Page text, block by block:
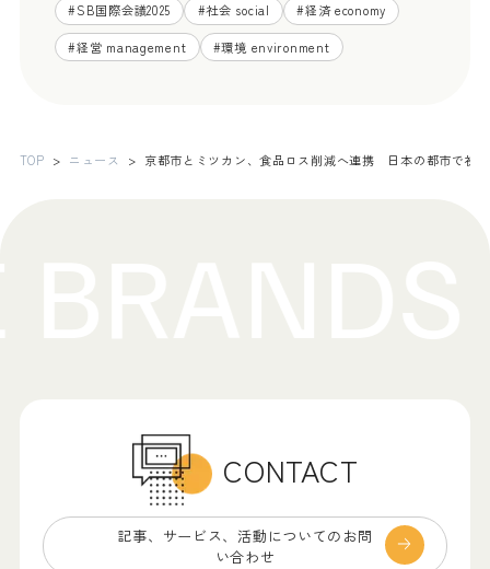
#SB国際会議2025 #社会 social #経済 economy
#経営 management #環境 environment
TOP ニュース 京都市とミツカン、食品ロス削減へ連携 日本の都市で初
CONTACT
記事、サービス、 活動についてのお問
い合わせ